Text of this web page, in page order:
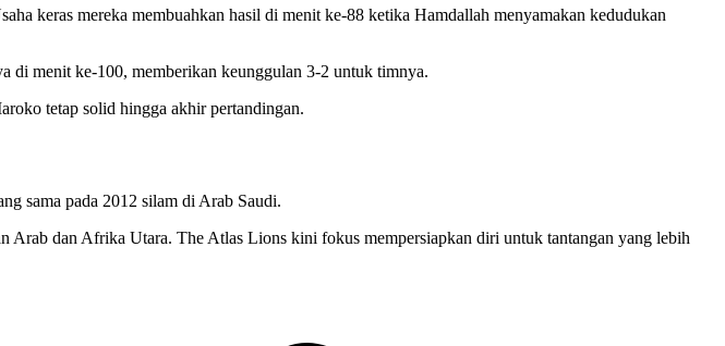
keras mereka membuahkan hasil di menit ke-88 ketika Hamdallah menyamakan kedudukan
di menit ke-100, memberikan keunggulan 3-2 untuk timnya.
tetap solid hingga akhir pertandingan.
sama pada 2012 silam di Arab Saudi.
Arab dan Afrika Utara. The Atlas Lions kini fokus mempersiapkan diri untuk tantangan yang lebih